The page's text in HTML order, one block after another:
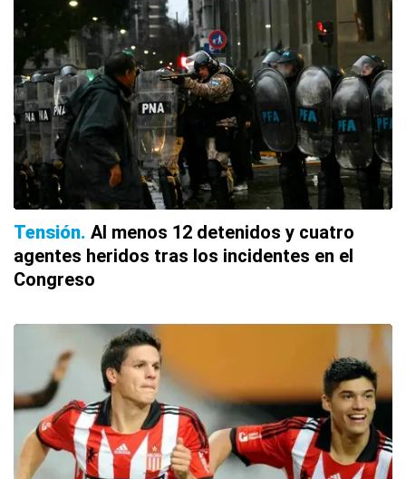
Tensión Al menos 12 detenidos y cuatro
agentes heridos tras los incidentes en el
Congreso